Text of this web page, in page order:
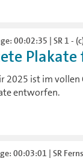
00:02:35 | SR 1 -
Plakate
2025 ist im
entworfen.
00:03:01 | SR